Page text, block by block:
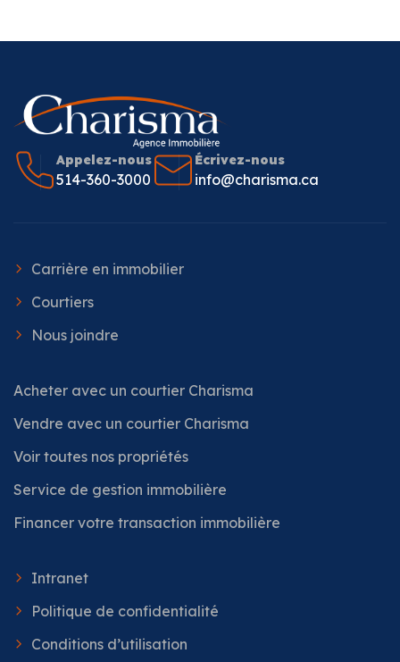
Appelez-nous
514-360-3000
Écrivez-nous
info@charisma.ca
Carrière en immobilier
Courtiers
Nous joindre
Acheter avec un courtier Charisma
Vendre avec un courtier Charisma
Voir toutes nos propriétés
Service de gestion immobilière
Financer votre transaction immobilière
Intranet
Politique de confidentialité
Conditions d’utilisation